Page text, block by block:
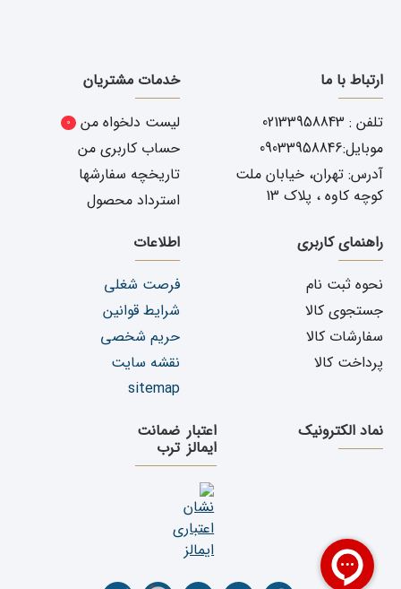
ارتباط با ما
تلفن : 02133958843
موبایل:09033958846
آدرس: تهران، خیابان ملت
کوچه کاوه ، پلاک 13
خدمات مشتریان
لیست دلخواه من
0
حساب کاربری من
تاریخچه سفارشها
استرداد محصول
راهنمای کاربری
نحوه ثبت نام
جستجوی کالا
سفارشات کالا
پرداخت کالا
اطلاعات
فرصت شغلی
شرایط قوانین
حریم شخصی
نقشه سایت
sitemap
نماد الکترونیک
اعتبار
ایمالز
ضمانت
ترب